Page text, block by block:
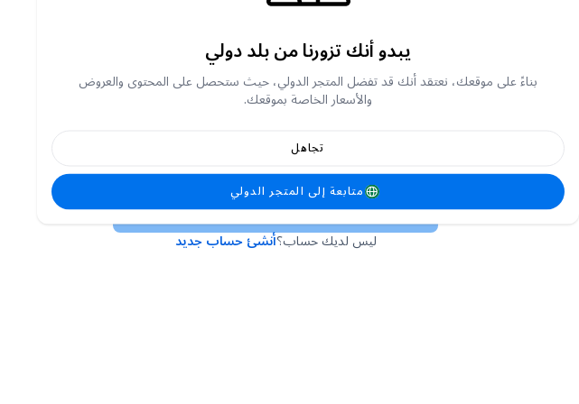
أو
لقد نسيت كلمة المرور الخاصة بي
تسجيل الدخول
ليس لديك حساب؟أنشئ حساب جديد
يبدو أنك تزورنا من بلد دولي
بناءً على موقعك، نعتقد أنك قد تفضل المتجر الدولي، حيث ستحصل على المحتوى والعروض
والأسعار الخاصة بموقعك.
تجاهل
متابعة إلى المتجر الدولي